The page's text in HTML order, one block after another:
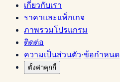
เกี่ยวกับเรา
ราคาและแพ็กเกจ
ภาพรวมโปรแกรม
ติดต่อ
ความเป็นส่วนตัว·ข้อกำหนด
ตั้งค่าคุกกี้